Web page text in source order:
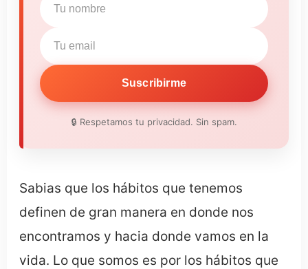
Suscribirme
🔒 Respetamos tu privacidad. Sin spam.
Sabias que los hábitos que tenemos
definen de gran manera en donde nos
encontramos y hacia donde vamos en la
vida. Lo que somos es por los hábitos que